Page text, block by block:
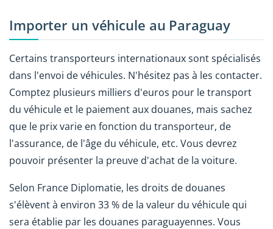
Importer un véhicule au Paraguay
Certains transporteurs internationaux sont spécialisés
dans l'envoi de véhicules. N'hésitez pas à les contacter.
Comptez plusieurs milliers d'euros pour le transport
du véhicule et le paiement aux douanes, mais sachez
que le prix varie en fonction du transporteur, de
l'assurance, de l'âge du véhicule, etc. Vous devrez
pouvoir présenter la preuve d'achat de la voiture.
Selon France Diplomatie, les droits de douanes
s'élèvent à environ 33 % de la valeur du véhicule qui
sera établie par les douanes paraguayennes. Vous